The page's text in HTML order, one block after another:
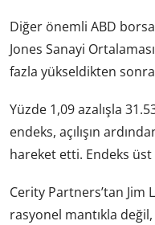
Diğer önemli ABD
Jones Sanayi
fazla yükseldikten
Yüzde 1,09 azalışla
endeks, açılışın
hareket etti. Endeks
Cerity Partners’tan Jim
rasyonel mantıkla